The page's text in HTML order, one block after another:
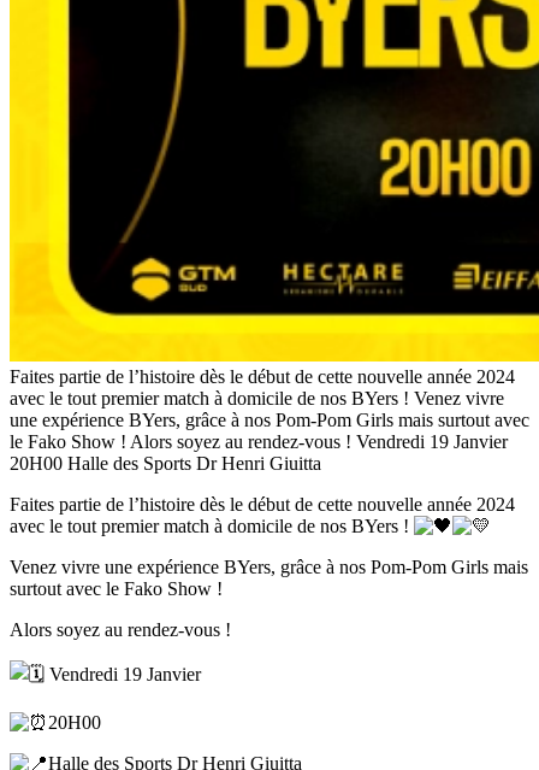
Faites partie de l’histoire dès le début de cette nouvelle année 2024
avec le tout premier match à domicile de nos BYers ! Venez vivre
une expérience BYers, grâce à nos Pom-Pom Girls mais surtout avec
le Fako Show ! Alors soyez au rendez-vous ! Vendredi 19 Janvier
20H00 Halle des Sports Dr Henri Giuitta
Faites partie de l’histoire dès le début de cette nouvelle année 2024
avec le tout premier match à domicile de nos BYers !
Venez vivre une expérience BYers, grâce à nos Pom-Pom Girls mais
surtout avec le Fako Show !
Alors soyez au rendez-vous !
Vendredi 19 Janvier
20H00
Halle des Sports Dr Henri Giuitta